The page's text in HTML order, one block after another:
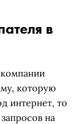
в
которую
интернет, то
на